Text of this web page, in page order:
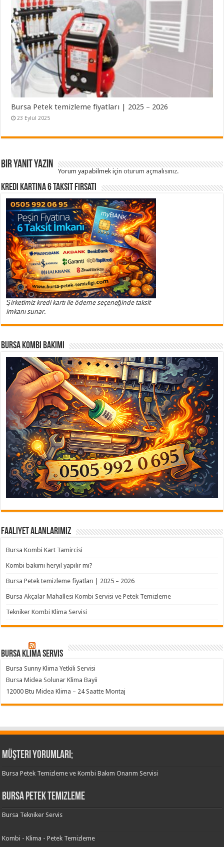
Bursa Petek temizleme fiyatları | 2025 – 2026
23 Eylül 2025
Bir yanıt yazın
Yorum yapabilmek içinoturum açmalısınız.
Kredi Kartına 6 Taksit Fırsatı
Şirketimiz kredi kartı ile ödeme seçeneğinde taksit
imkanı sunar.
Bursa Kombi Bakımı
Faaliyet Alanlarımız
Bursa Kombi Kart Tamircisi
Kombi bakımı heryıl yapılır mı?
Bursa Petek temizleme fiyatları | 2025 – 2026
Bursa Akçalar Mahallesi Kombi Servisi ve Petek Temizleme
Tekniker Kombi Klima Servisi
Bursa klima servis
Bursa Sunny Klima Yetkili Servisi
Bursa Midea Solunar Klima Bayii
12000 Btu Midea Klima – 24 Saatte Montaj
Müşteri Yorumları;
Bursa Petek Temizleme ve Kombi Bakım Onarım Servisi
Bursa Petek Temizleme
Bursa Tekniker Servis
Kombi - Klima - Petek Temizleme